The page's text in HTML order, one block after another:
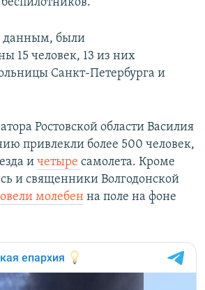
данным, были
15 человек, 13 из них
Санкт-Петербурга и
Ростовской области Василия
привлекли более 500 человек,
и четыре самолета. Кроме
и священники Волгодонской
молебен на поле на фоне